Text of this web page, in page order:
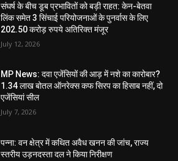
संघर्ष के बीच डूब प्रभावितों को बड़ी राहत: केन-बेतवा
लिंक समेत 3 सिंचाई परियोजनाओं के पुनर्वास के लिए
202.50 करोड़ रुपये अतिरिक्त मंजूर
July 12, 2026
MP News: दवा एजेंसियों की आड़ में नशे का कारोबार?
1.34 लाख बोतल ऑनरेक्स कफ सिरप का हिसाब नहीं, दो
एजेंसियां सील
July 7, 2026
पन्ना: वन क्षेत्र में कथित अवैध खनन की जांच, राज्य
स्तरीय उड़नदस्ता दल ने किया निरीक्षण